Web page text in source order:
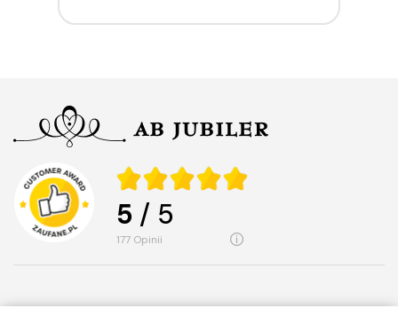
5 / 5
177 opinii